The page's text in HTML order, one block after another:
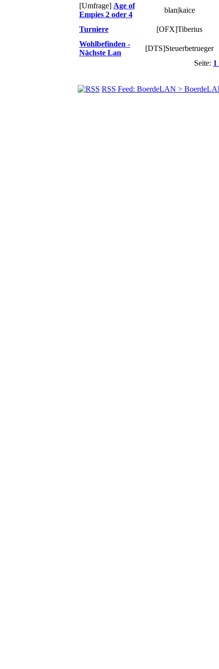
[Umfrage] Age of
Empies 2 oder 4
blan|kaice
Turniere
[OFX]Tiberius
Wohlbefinden -
Nächste Lan
[DTS]Steuerbetrueger
Seite: 1
RSS Feed: BoerdeLAN >